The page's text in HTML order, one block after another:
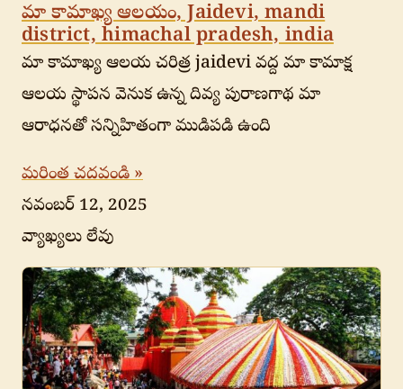
మా కామాఖ్య ఆలయం, Jaidevi, mandi
district, himachal pradesh, india
మా కామాఖ్య ఆలయ చరిత్ర jaidevi వద్ద మా కామాక్ష
ఆలయ స్థాపన వెనుక ఉన్న దివ్య పురాణగాథ మా
ఆరాధనతో సన్నిహితంగా ముడిపడి ఉంది
మరింత చదవండి »
నవంబర్ 12, 2025
వ్యాఖ్యలు లేవు